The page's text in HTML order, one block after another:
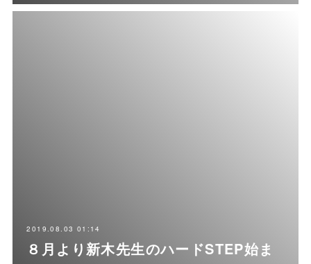
2019.08.03 01:14
８月より新木先生のハードSTEP始ま